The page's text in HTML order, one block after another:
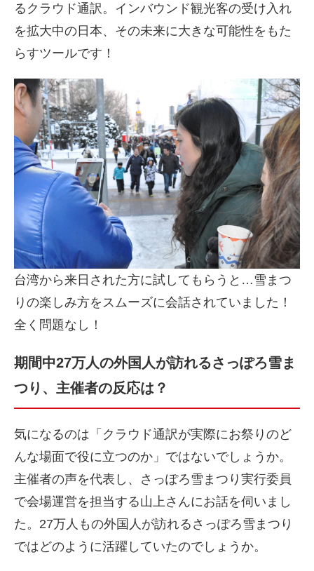
るクラウド通訳。インバウンド観光客の受け入れ
を拡大中の日本、その未来に大きな可能性をもた
らすツールです！
台湾から来日された方に試してもらうと…雪まつ
りの楽しみ方をスムーズに会話されていました！
全く問題なし！
期間中27万人の外国人が訪れるさっぽろ雪ま
つり、主催者の反応は？
気になるのは「クラウド通訳が実際にお祭りのど
んな場面で役に立つのか」ではないでしょうか。
主催者の声を代表し、さっぽろ雪まつり実行委員
で会場運営を担当する山上さんにお話を伺いまし
た。27万人もの外国人が訪れるさっぽろ雪まつり
ではどのように活躍していたのでしょうか。